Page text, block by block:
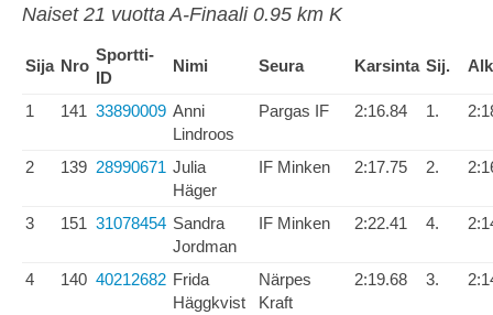
Naiset 21 vuotta A-Finaali 0.95 km K
Sija Nro
Sportti-
ID
Nimi Seura Karsinta Sij.
1 141 33890009 Anni
Lindroos
Pargas IF 2:16.84 1.
2 139 28990671 Julia
Häger
IF Minken 2:17.75 2.
3 151 31078454 Sandra
Jordman
IF Minken 2:22.41 4.
4 140 40212682 Frida
Häggkvist
Närpes
Kraft
2:19.68 3.